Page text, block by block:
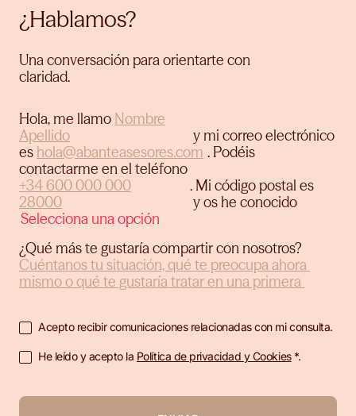
¿Hablamos?
Una conversación para orientarte con
claridad.
Hola, me llamo
y mi correo electrónico
es
. Podéis
contactarme en el teléfono
. Mi código postal es
y os he conocido
¿Qué más te gustaría compartir con nosotros?
Acepto recibir comunicaciones relacionadas con mi consulta.
He leído y acepto la Política de privacidad y Cookies*.